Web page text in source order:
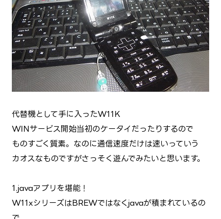
代替機として手に入ったW11K
WINサービス開始当初のケータイだったりするので
ものすごく質素。なのに通信速度だけは速いっていう
カオスなものですがさっそく遊んでみたいと思います。
1.javaアプリを堪能！
W11xシリーズはBREWではなくjavaが積まれているの